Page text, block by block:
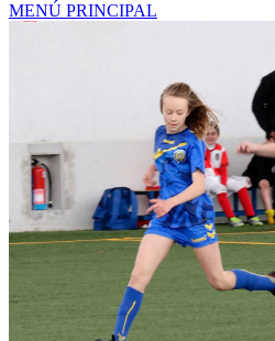
MENÚ PRINCIPAL